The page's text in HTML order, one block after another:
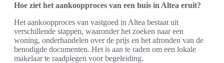
Hoe ziet het aankoopproces van een huis in Altea eruit?
Het aankoopproces van vastgoed in Altea bestaat uit
verschillende stappen, waaronder het zoeken naar een
woning, onderhandelen over de prijs en het afronden van de
benodigde documenten. Het is aan te raden om een lokale
makelaar te raadplegen voor begeleiding.